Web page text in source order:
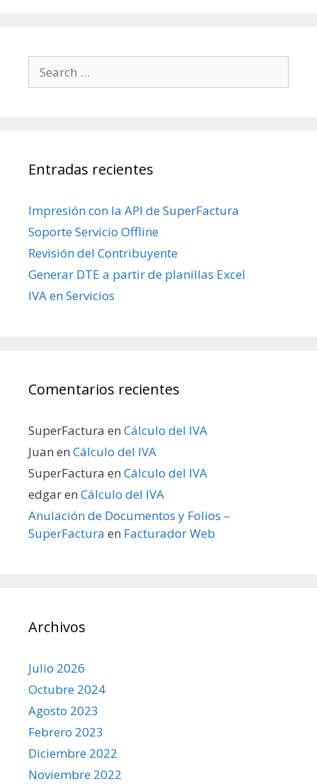
Search for:
Entradas recientes
Impresión con la API de SuperFactura
Soporte Servicio Offline
Revisión del Contribuyente
Generar DTE a partir de planillas Excel
IVA en Servicios
Comentarios recientes
SuperFactura en Cálculo del IVA
Juan en Cálculo del IVA
SuperFactura en Cálculo del IVA
edgaren Cálculo del IVA
Anulación de Documentos y Folios –
SuperFactura en Facturador Web
Archivos
Julio 2026
Octubre 2024
Agosto 2023
Febrero 2023
Diciembre 2022
Noviembre 2022